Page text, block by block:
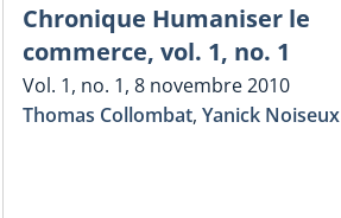
Chronique Humaniser le
commerce, vol. 1, no. 1
Vol. 1, no. 1, 8 novembre 2010
Thomas Collombat, Yanick Noiseux